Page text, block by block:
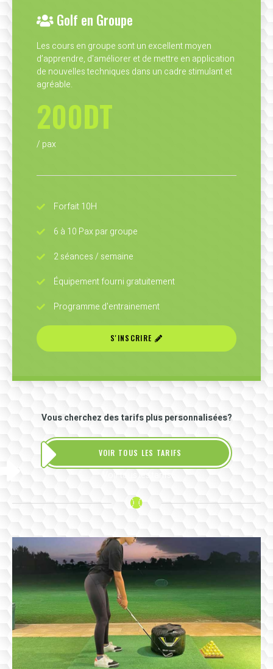
Golf en Groupe
Les cours en groupe sont un excellent moyen
d’apprendre, d'améliorer et de mettre en application
de nouvelles techniques dans un cadre stimulant et
agréable.
200DT
/ pax
Forfait 10H
6 à 10 Pax par groupe
2 séances / semaine
Équipement fourni gratuitement
Programme d'entrainement
S'INSCRIRE
Vous cherchez des tarifs plus personnalisées?
VOIR TOUS LES TARIFS